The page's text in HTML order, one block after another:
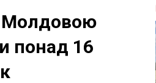
Молдовою
понад 16